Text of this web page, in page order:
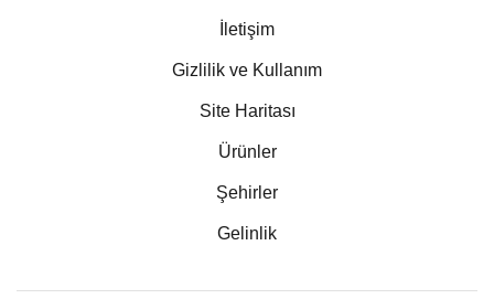
İletişim
Gizlilik ve Kullanım
Site Haritası
Ürünler
Şehirler
Gelinlik